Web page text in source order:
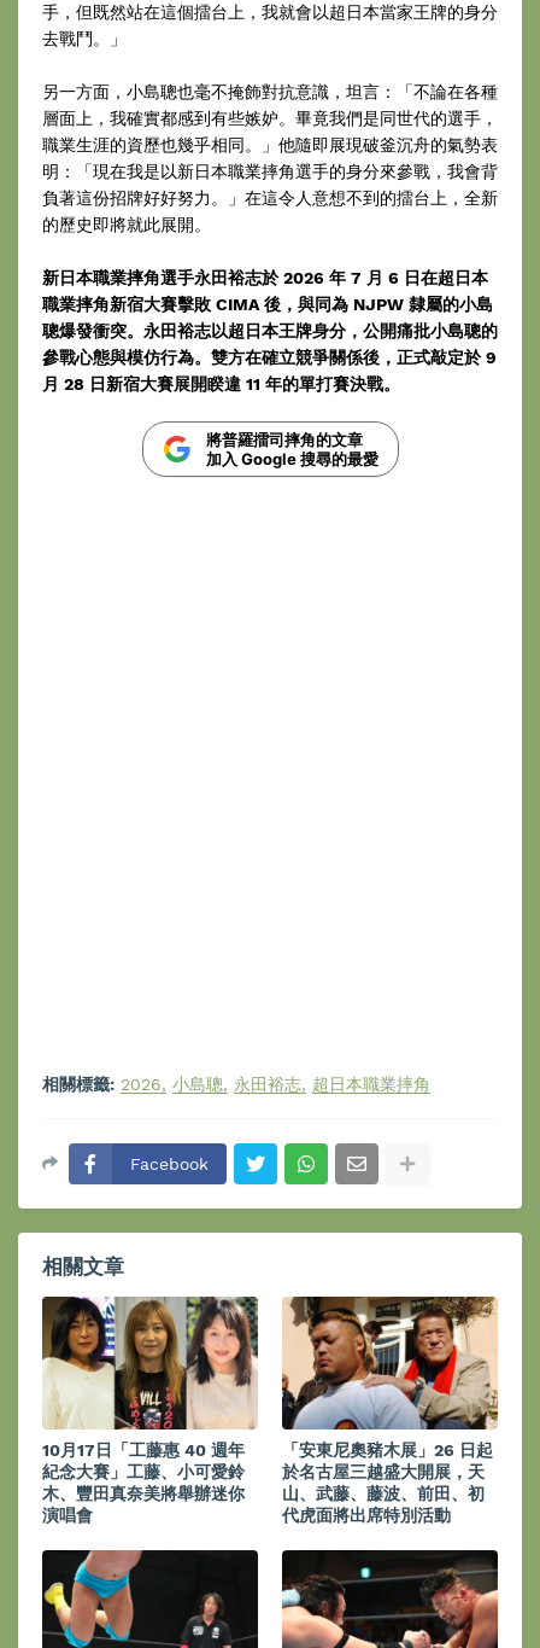
手，但既然站在這個擂台上，我就會以超日本當家王牌的身分
去戰鬥。」
另一方面，小島聰也毫不掩飾對抗意識，坦言：「不論在各種
層面上，我確實都感到有些嫉妒。畢竟我們是同世代的選手，
職業生涯的資歷也幾乎相同。」他隨即展現破釜沉舟的氣勢表
明：「現在我是以新日本職業摔角選手的身分來參戰，我會背
負著這份招牌好好努力。」在這令人意想不到的擂台上，全新
的歷史即將就此展開。
新日本職業摔角選手永田裕志於 2026 年 7 月 6 日在超日本
職業摔角新宿大賽擊敗 CIMA 後，與同為 NJPW 隸屬的小島
聰爆發衝突。永田裕志以超日本王牌身分，公開痛批小島聰的
參戰心態與模仿行為。雙方在確立競爭關係後，正式敲定於 9
月 28 日新宿大賽展開睽違 11 年的單打賽決戰。
將普羅擂司摔角的文章
加入 Google 搜尋的最愛
相關標籤: 2026 小島聰 永田裕志 超日本職業摔角
Facebook
相關文章
10月17日「工藤惠 40 週年
紀念大賽」工藤、小可愛鈴
木、豐田真奈美將舉辦迷你
演唱會
「安東尼奧豬木展」26 日起
於名古屋三越盛大開展，天
山、武藤、藤波、前田、初
代虎面將出席特別活動